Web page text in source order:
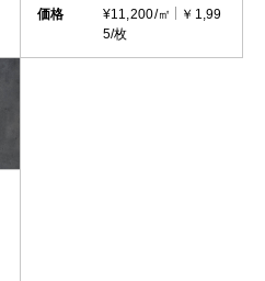
価格
¥11,200/㎡
￥1,99
5/枚